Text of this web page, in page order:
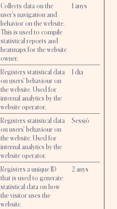
Collects data on the
user’s navigation and
behavior on the website.
This is used to compile
statistical reports and
heatmaps for the website
owner.
1 anys
Registers statistical data
on users' behaviour on
the website. Used for
internal analytics by the
website operator.
1 dia
Registers statistical data
on users' behaviour on
the website. Used for
internal analytics by the
website operator.
Sessió
Registers a unique ID
that is used to generate
statistical data on how
the visitor uses the
website.
2 anys